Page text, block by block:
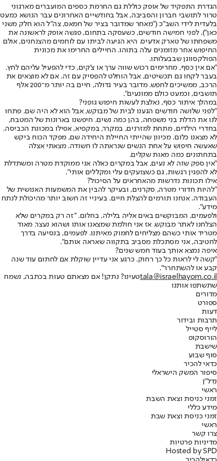
הגדרת התפקיד של אופק כוללת גם החרמת כספים המועברים מארגוני
טרור לתושבי חברון והסביבה, אבל בחודשיים האחרונים עבר הנושא כמעט
בלעדית לידי השב"כ ("מאחר שמדובר בציר של חמאס, צה"ל הוא חלק משני
כאן"). לפני חמישה חודשים, כשעסקה בתחום, פגשה אופק לראשונה את
משפחתו של טארק אדעיס. היא הגיעה לביתו עם לוחמים מהצנחנים, אולם
החיפוש אחר מזומנים עלה בתוהו. החיילים החרימו את מכונית
הפולקסווגן שבבעלותו.
"אם אין כסף, מחרימים רכוש שווה ערך או צ'קים, כדי להפעיל עליהם לחץ.
בעבר לקחו גם תכשיטים, אבל הוחלט להפסיק עם זה. אם לא מוצאים את
הרכב, ממשיכים לחפש. מדובר בעיר גדולה, חיים בה יותר מ־200 אלף
תושבים, וכמעט כולם ממונעים".
במהלך איתור כסף, נאלצת לעשות חיפוש גופני?
"לפני שלושה חודשים הגענו לבית של מבוקש, אבל הוא לא היה שם. פתחו
לנו את הדלת בני משפחה, בהן כמה נשים. חיפשנו בארונות של המטבח,
בחדרי הילדים, מתחת למזרנים, במקרר, במקפיא, אפילו במכונת הכביסה.
לא מצאנו כלום. מכיוון שהייתי החיילת היחידה שם, מפקד הכוח ביקש
שאעשה חיפוש על אחת הנשים שנראתה לו חשודה. מצאתי אצלה
בתחתונים כמה מאות שקלים.
"אין ספק שזה לא נעים, אבל במקרים כאלה אני ממוקדת מטרה ומשתדלת
לא להפגין רגשות, גם כשצועקים עלי ומקללים אותי".
אילו תכונות נדרשות מהאחראים על הסיכול?
"להיות חדורי מטרה, סקרנים, ובעיקר להבין את המשמעות האנושית של
העבודה. אנחנו תורמים להצלת חיים. בעיניי זה חשוב יותר מהיכולת לנתח
מידע".
ולפעמים, המבוקשים באים אליה בלילה, בחלום. "זה רק במקרים שלא
הצלחנו לאתר מבוקש. אז אני חולמת שמצאנו אותו ושהוא נעצר. מאוד
מטריד אותי כשהם מצליחים לחמוק מאיתנו. לפעמים, בנסיעה בדרך
לחטיבה, אני מסתכלת מסביב בתקווה שאראה אותם".
איפה נמצא אותך בעוד חמש שנים?
"קשה לי לראות כל כך רחוק. כרגע אני עדיין שוקלת אם לחתום עוד שנה
קבע או להשתחרר".
tala@israelhayom.co.ilטעינו? נתקן! אם מצאתם טעות בכתבה, נשמח
שתשתפו אותנו
מדורים
ספורט
דעות
תרבות ובידור
לייף סטייל
הורוסקופ
שישבת
סוף שבוע
כדאי להכיר
סיפור המשק הישראלי
נדל"ן
ראשי
זמני כניסת וצאת השבת
מידע כללי
זמני כניסת וצאת שבת
ראשי
צרו קשר
מדיניות פרטיות
Hosted by SPD